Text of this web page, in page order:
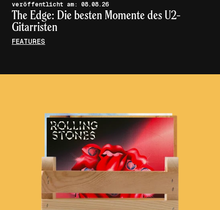
veröffentlicht am: 08.08.26
The Edge: Die besten Momente des U2-
Gitarristen
FEATURES